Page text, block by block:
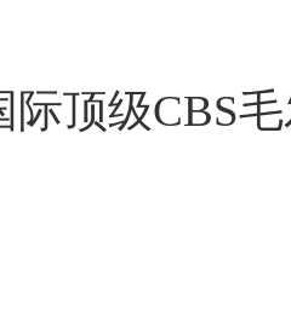
际顶级CBS